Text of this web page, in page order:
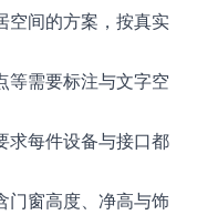
空间的方案，按真实
等需要标注与文字空
求每件设备与接口都
门窗高度、净高与饰